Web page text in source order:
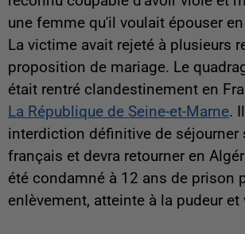
une femme qu'il voulait épouser
La victime avait rejeté à plusieurs
proposition de mariage. Le
était rentré clandestinement en
La République de Seine-et-Marne.
interdiction définitive de séjourner
français et devra retourner en
été condamné à 12 ans de prison
enlèvement, atteinte à la pudeur et